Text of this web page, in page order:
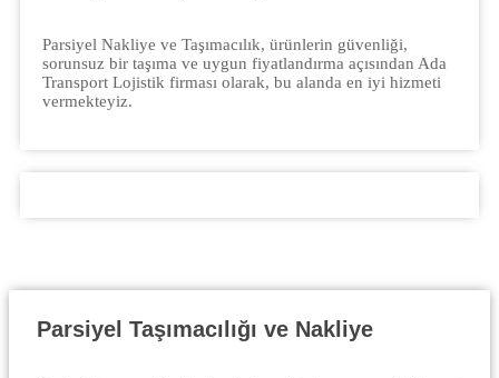
Parsiyel Nakliye ve Taşımacılık, ürünlerin güvenliği,
sorunsuz bir taşıma ve uygun fiyatlandırma açısından Ada
Transport Lojistik firması olarak, bu alanda en iyi hizmeti
vermekteyiz.
Parsiyel Taşımacılığı ve Nakliye